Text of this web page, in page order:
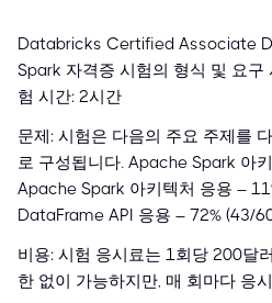
Databricks Certified Associate
Spark 자격증 시험의 형식 및 요구
험 시간: 2시간
문제: 시험은 다음의 주요 주제를
로 구성됩니다. Apache Spark 아
Apache Spark 아키텍처 응용 –
DataFrame API 응용 – 72% (43/
비용: 시험 응시료는 1회당 200달
한 없이 가능하지만, 매 회마다 응